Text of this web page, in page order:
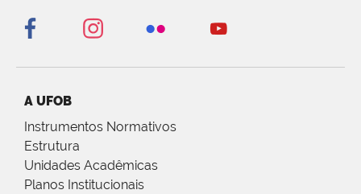
A UFOB
Instrumentos Normativos
Estrutura
Unidades Acadêmicas
Planos Institucionais